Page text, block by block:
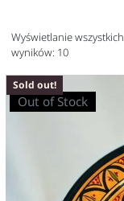
Wyświetlanie wszystkich
wyników: 10
Out of Stock
Sold out!